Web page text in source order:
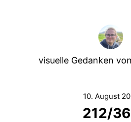
visuelle Gedanken von
10. August
212/